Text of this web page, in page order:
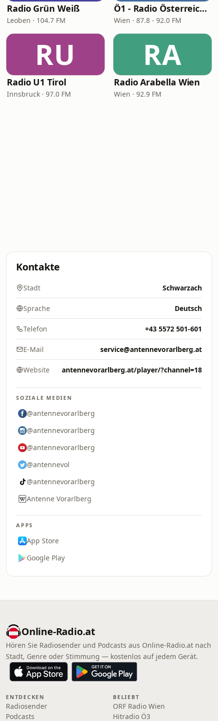
Radio Grün Weiß
Leoben · 104.7 FM
Ö1 - Radio Österreich 1
Wien · 87.8 - 92.0 FM
RU
Radio U1 Tirol
Innsbruck · 97.0 FM
RA
Radio Arabella Wien
Wien · 92.9 FM
Kontakte
Stadt Schwarzach
Sprache Deutsch
Telefon +43 5572 501-601
E-Mail service@antennevorarlberg.at
Website antennevorarlberg.at/player/?channel=18
SOZIALE MEDIEN
@antennevorarlberg
@antennevorarlberg
@antennevorarlberg
@antennevol
@antennevorarlberg
Antenne Vorarlberg
APPS
App Store
Google Play
Online‑Radio.at
Hören Sie Radiosender und Podcasts aus Online‑Radio.at nach
Stadt, Genre oder Stimmung — kostenlos auf jedem Gerät.
ENTDECKEN
Radiosender
Podcasts
BELIEBT
ORF Radio Wien
Hitradio Ö3